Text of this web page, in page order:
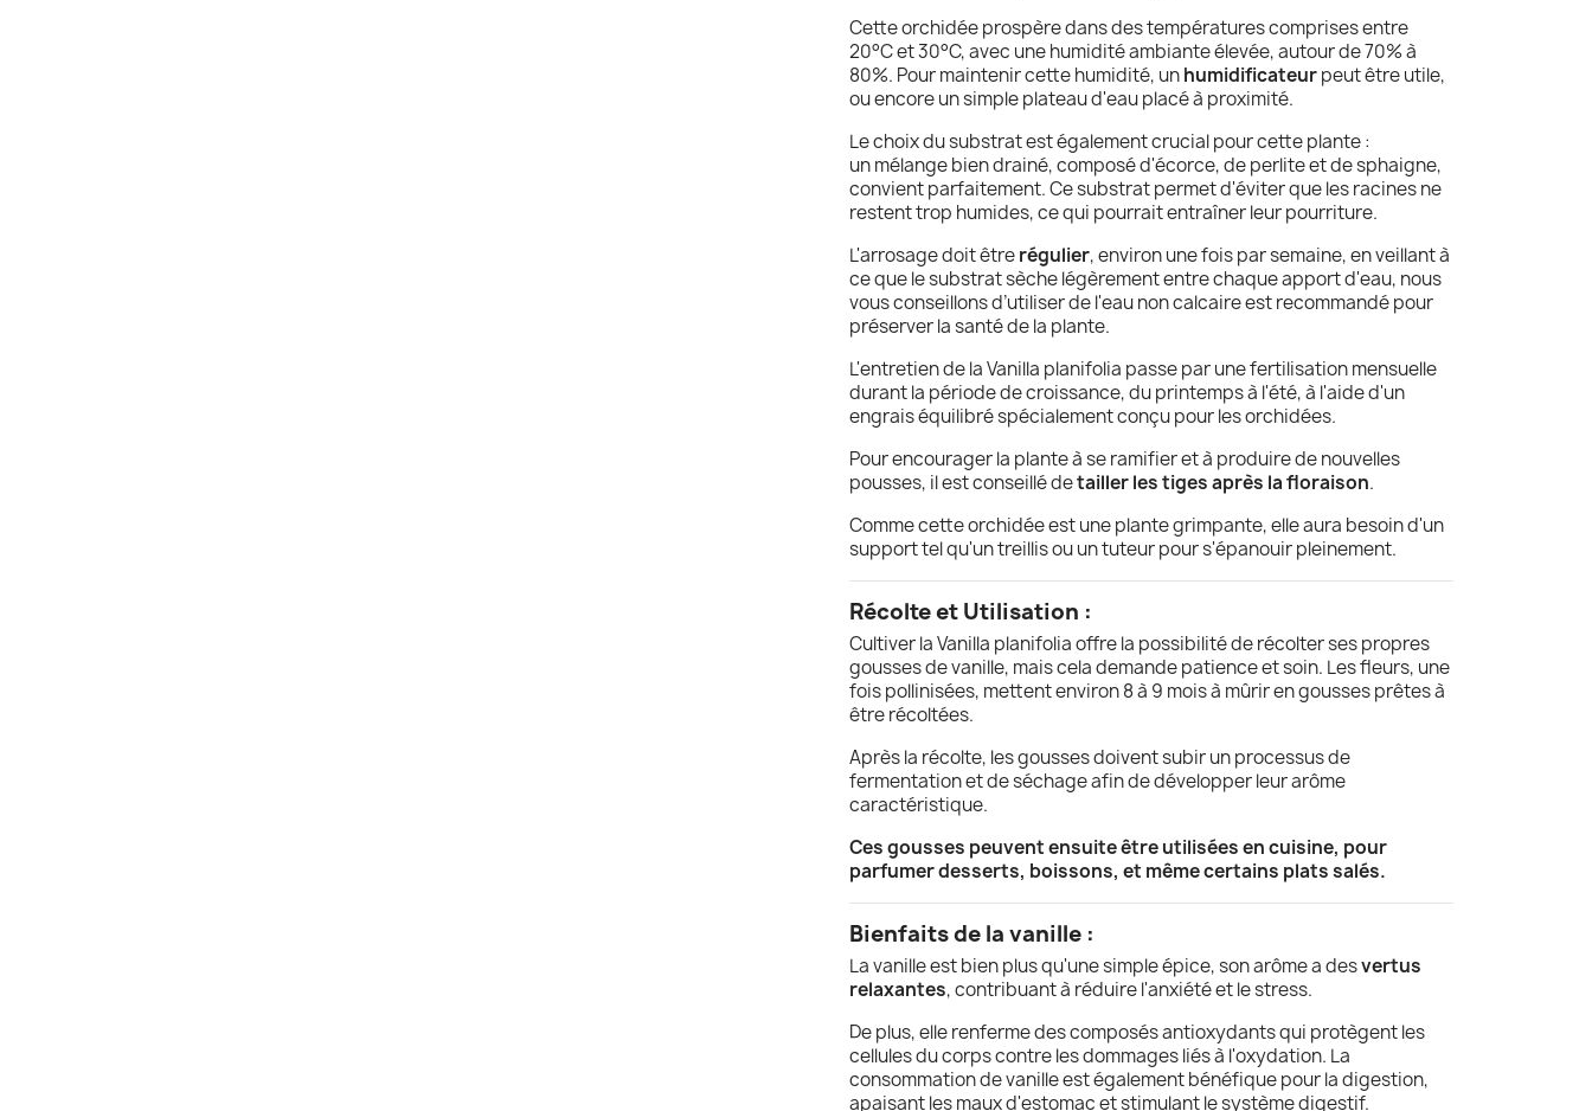
Cette orchidée prospère dans des températures comprises entre
20°C et 30°C, avec une humidité ambiante élevée, autour de 70% à
80%. Pour maintenir cette humidité, unhumidificateurpeut être utile,
ou encore un simple plateau d'eau placé à proximité.
Le choix du substrat est également crucial pour cette plante :
un mélange bien drainé, composé d'écorce, de perlite et de sphaigne,
convient parfaitement. Ce substrat permet d'éviter que les racines ne
restent trop humides, ce qui pourrait entraîner leur pourriture.
L'arrosage doit êtrerégulier, environ une fois par semaine, en veillant à
ce que le substrat sèche légèrement entre chaque apport d'eau, nous
vous conseillons d’utiliser de l'eau non calcaire est recommandé pour
préserver la santé de la plante.
L'entretien de la Vanilla planifolia passe par une fertilisation mensuelle
durant la période de croissance, du printemps à l'été, à l'aide d'un
engrais équilibré spécialement conçu pour les orchidées.
Pour encourager la plante à se ramifier et à produire de nouvelles
pousses, il est conseillé detailler les tiges après la floraison.
Comme cette orchidée est une plante grimpante, elle aura besoin d'un
support tel qu'un treillis ou un tuteur pour s'épanouir pleinement.
Récolte et Utilisation :
Cultiver la Vanilla planifolia offre la possibilité de récolter ses propres
gousses de vanille, mais cela demande patience et soin. Les fleurs, une
fois pollinisées, mettent environ 8 à 9 mois à mûrir en gousses prêtes à
être récoltées.
Après la récolte, les gousses doivent subir un processus de
fermentation et de séchage afin de développer leur arôme
caractéristique.
Ces gousses peuvent ensuite être utilisées en cuisine, pour
parfumer desserts, boissons, et même certains plats salés.
Bienfaits de la vanille :
La vanille est bien plus qu'une simple épice, son arôme a desvertus
relaxantes, contribuant à réduire l'anxiété et le stress.
De plus, elle renferme des composés antioxydants qui protègent les
cellules du corps contre les dommages liés à l'oxydation. La
consommation de vanille est également bénéfique pour la digestion,
apaisant les maux d'estomac et stimulant le système digestif.